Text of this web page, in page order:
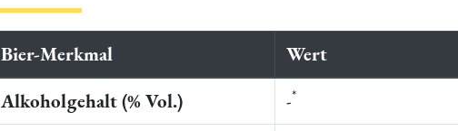
Bier-Merkmal
Wert
Alkoholgehalt (% Vol.)
-*